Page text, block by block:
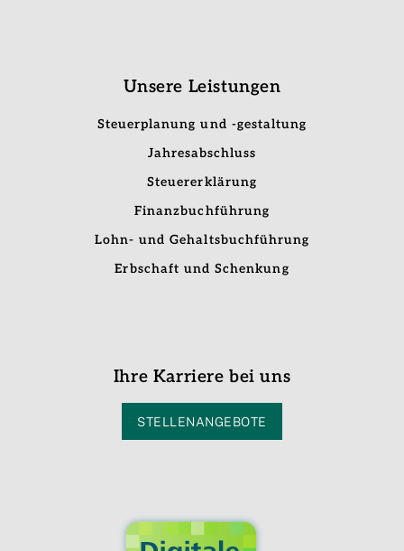
Unsere Leistungen
Steuerplanung und -gestaltung
Jahresabschluss
Steuererklärung
Finanzbuchführung
Lohn- und Gehaltsbuchführung
Erbschaft und Schenkung
Ihre Karriere bei uns
STELLENANGEBOTE